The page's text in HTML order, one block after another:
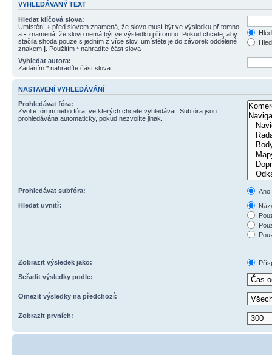
VYHLEDÁVANÝ TEXT
Hledat klíčová slova:
Umístění + před slovem znamená, že slovo musí být ve výsledku přítomno,
a - znamená, že slovo nemá být ve výsledku přítomno. Pokud chcete, aby
stačila shoda pouze s jedním z více slov, umístěte je do závorek oddělené
znakem | . Použitím * nahradíte část slova
Vyhledat autora:
Zadáním * nahradíte část slova
NASTAVENÍ VYHLEDÁVÁNÍ
Prohledávat fóra:
Zvolte fórum nebo fóra, ve kterých chcete vyhledávat. Subfóra jsou
prohledávána automaticky, pokud nezvolíte jinak.
Prohledávat subfóra:
Ano
Hledat uvnitř:
Zobrazit výsledek jako:
Seřadit výsledky podle:
Omezit výsledky na předchozí:
Zobrazit prvních: